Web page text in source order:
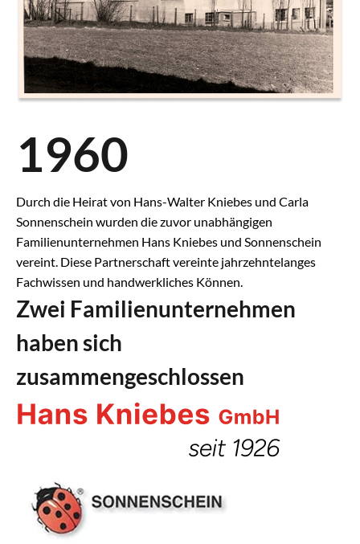
1960
Durch die Heirat von Hans-Walter Kniebes und Carla
Sonnenschein wurden die zuvor unabhängigen
Familienunternehmen Hans Kniebes und Sonnenschein
vereint. Diese Partnerschaft vereinte jahrzehntelanges
Fachwissen und handwerkliches Können.
Zwei Familienunternehmen
haben sich
zusammengeschlossen